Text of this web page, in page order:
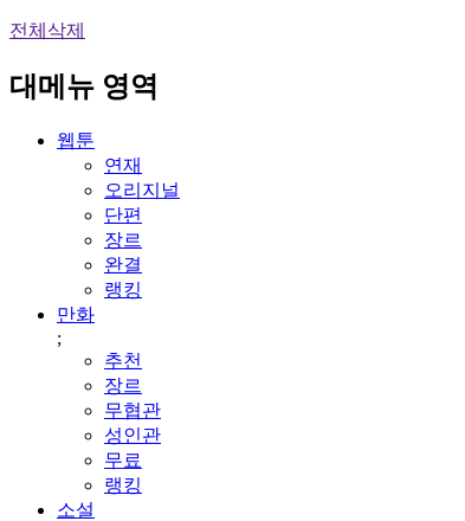
전체삭제
대메뉴 영역
웹툰
연재
오리지널
단편
장르
완결
랭킹
만화
;
추천
장르
무협관
성인관
무료
랭킹
소설